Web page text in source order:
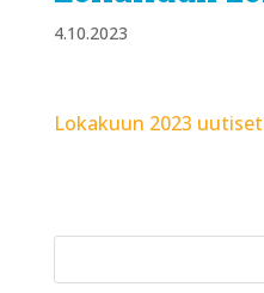
4.10.2023
Lokakuun 2023 uutiset